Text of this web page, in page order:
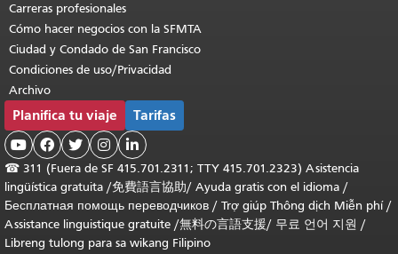
Carreras profesionales
Cómo hacer negocios con la SFMTA
Ciudad y Condado de San Francisco
Condiciones de uso/Privacidad
Archivo
Planifica tu viaje Tarifas
    
☎ 311 (Fuera de SF 415.701.2311; TTY 415.701.2323) Asistencia
lingüística gratuita /免費語言協助/ Ayuda gratis con el idioma /
Бесплатная помощь переводчиков / Trợ giúp Thông dịch Miễn phí/
Assistance linguistique gratuite /無料の言語支援/ 무료 언어 지원 /
Libreng tulong para sa wikang Filipino